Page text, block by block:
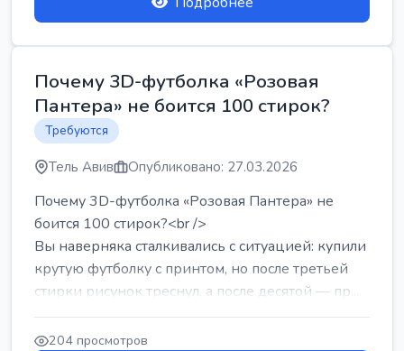
Почему 3D-футболка «Розовая
Пантера» не боится 100 стирок?
Требуются
Тель Авив Опубликовано: 27.03.2026
Почему 3D-футболка «Розовая Пантера» не
боится 100 стирок?<br />
Вы наверняка сталкивались с ситуацией: купили
крутую футболку с принтом, но после третьей
стирки рисунок треснул, а после десятой — пр...
204 просмотров